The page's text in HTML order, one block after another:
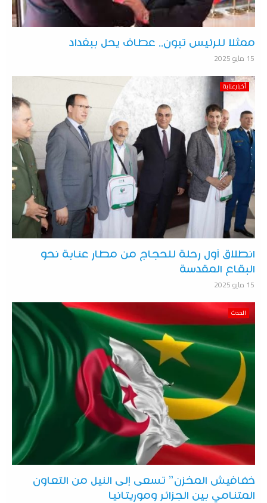
ممثلا للرئيس تبون.. عطاف يحل ببغداد
15 مايو 2025
أخبارعنابة
انطلاق أول رحلة للحجاج من مطار عنابة نحو
البقاع المقدسة
15 مايو 2025
الحدث
خفافيش المخزن” تسعى إلى النيل من التعاون
المتنامي بين الجزائر وموريتانيا